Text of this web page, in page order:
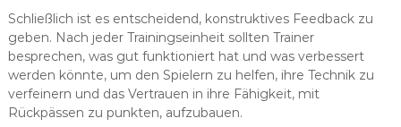
Schließlich ist es entscheidend, konstruktives Feedback zu
geben. Nach jeder Trainingseinheit sollten Trainer
besprechen, was gut funktioniert hat und was verbessert
werden könnte, um den Spielern zu helfen, ihre Technik zu
verfeinern und das Vertrauen in ihre Fähigkeit, mit
Rückpässen zu punkten, aufzubauen.